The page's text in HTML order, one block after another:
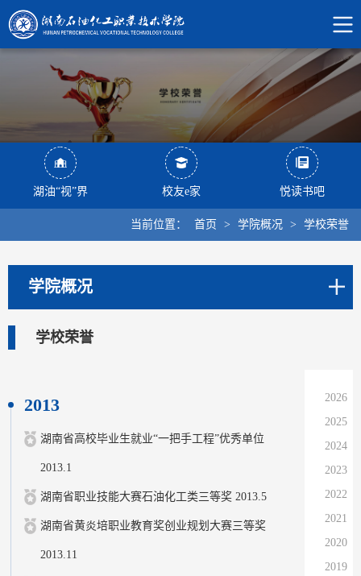
湖油“视”界 校友e家 悦读书吧
当前位置： 首页 > 学院概况 > 学校荣誉
学院概况
学校荣誉
2013
湖南省高校毕业生就业“一把手工程”优秀单位
2013.1
湖南省职业技能大赛石油化工类三等奖 2013.5
湖南省黄炎培职业教育奖创业规划大赛三等奖
2013.11
2026
2025
2024
2023
2022
2021
2020
2019